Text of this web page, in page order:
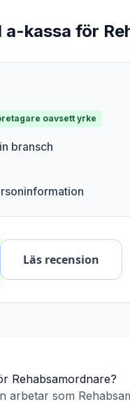
a-kassa för
oavsett yrke
bransch
Läs recension
Rehabsamordnare?
arbetar som